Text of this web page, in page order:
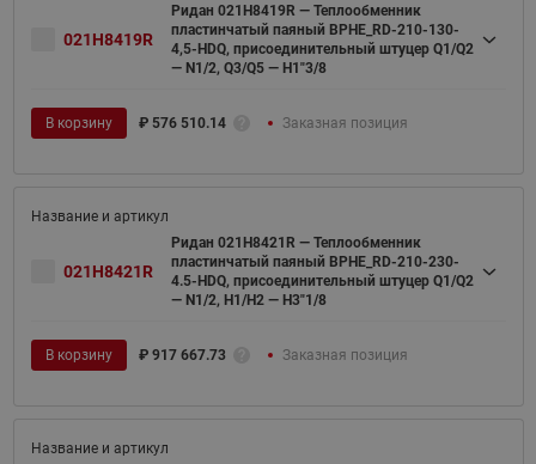
021H8419R
Ридан 021H8419R — Теплообменник
пластинчатый паяный BPHE_RD-210-130-
4,5-HDQ, присоединительный штуцер Q1/Q2
— N1/2, Q3/Q5 — H1"3/8
В корзину ₽ 576 510.14 Заказная позиция
021H8421R
Ридан 021H8421R — Теплообменник
пластинчатый паяный BPHE_RD-210-230-
4.5-HDQ, присоединительный штуцер Q1/Q2
— N1/2, H1/H2 — H3"1/8
В корзину ₽ 917 667.73 Заказная позиция